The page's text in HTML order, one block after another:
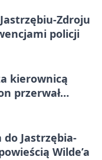
Zdroju
policji
kierownicą
przerwał
Jastrzębia-
Wilde’a